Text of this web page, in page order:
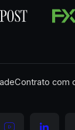
Contrato com